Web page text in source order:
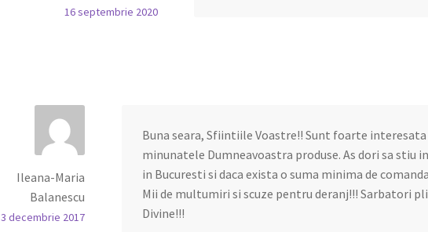
16 septembrie 2020
Ileana-Maria
Balanescu
3 decembrie 2017
Buna seara, Sfiintiile Voastre!! Sunt foarte interesata
minunatele Dumneavoastra produse. As dori sa stiu
in Bucuresti si daca exista o suma minima de
Mii de multumiri si scuze pentru deranj!!! Sarbatori
Divine!!!